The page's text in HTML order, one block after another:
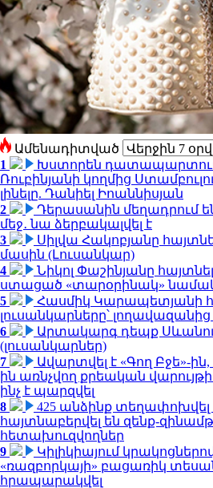
Ամենադիտված
1
Խստորեն դատապարտում
Ռուբինյանի կողմից
լինելը. Դանիել Իոաննիսյան
2
Դերասանին մեղադրում
մեջ․ նա ձերբակալվել է
3
Սիլվա Հակոբյանը
մասին (Լուսանկար)
4
Նիկոլ Փաշինյանը
ստացած «տարօրինակ»
5
Հասմիկ Կարապետյանի
լուսանկարները՝
6
Արտակարգ դեպք
(լուսանկարներ)
7
Ավարտվել է «Գող Բջե»-ին,
ին առնչվող քրեական
ինչ է պարզվել
8
425 անձինք տեղափոխվել
հայտնաբերվել են զենք-
հետախուզվողներ
9
Կիլիկիայում
«ռազբորկայի» բացառիկ
հրապարակվել